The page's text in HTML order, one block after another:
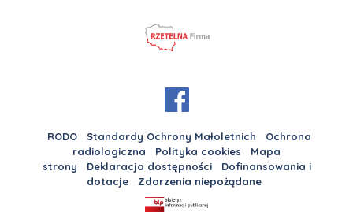
RODO Standardy Ochrony Małoletnich
Ochrona
radiologiczna
Polityka cookies
Mapa
strony
Deklaracja dostępności
Dofinansowania i
dotacje
Zdarzenia niepożądane